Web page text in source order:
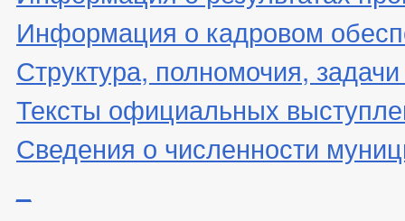
Информация о кадровом
Структура, полномочия,
Тексты официальных
Сведения о численности